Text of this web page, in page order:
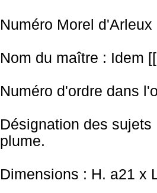
Numéro Morel d'Arleux
Nom du maître : Idem
Numéro d'ordre dans
Désignation des
plume.
Dimensions : H. a21 x